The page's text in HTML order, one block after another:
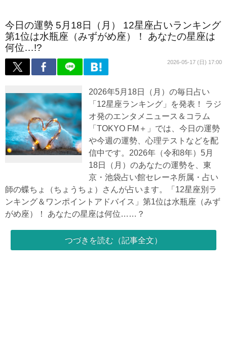
今日の運勢 5月18日（月） 12星座占いランキング
第1位は水瓶座（みずがめ座）！ あなたの星座は
何位…!?
2026-05-17 (日) 17:00
2026年5月18日（月）の毎日占い
「12星座ランキング」を発表！ ラジ
オ発のエンタメニュース＆コラム
「TOKYO FM＋」では、今日の運勢
や今週の運勢、心理テストなどを配
信中です。2026年（令和8年）5月
18日（月）のあなたの運勢を、東
京・池袋占い館セレーネ所属・占い
師の蝶ちょ（ちょうちょ）さんが占います。「12星座別ラ
ンキング＆ワンポイントアドバイス」第1位は水瓶座（みず
がめ座）！ あなたの星座は何位……？
つづきを読む（記事全文）